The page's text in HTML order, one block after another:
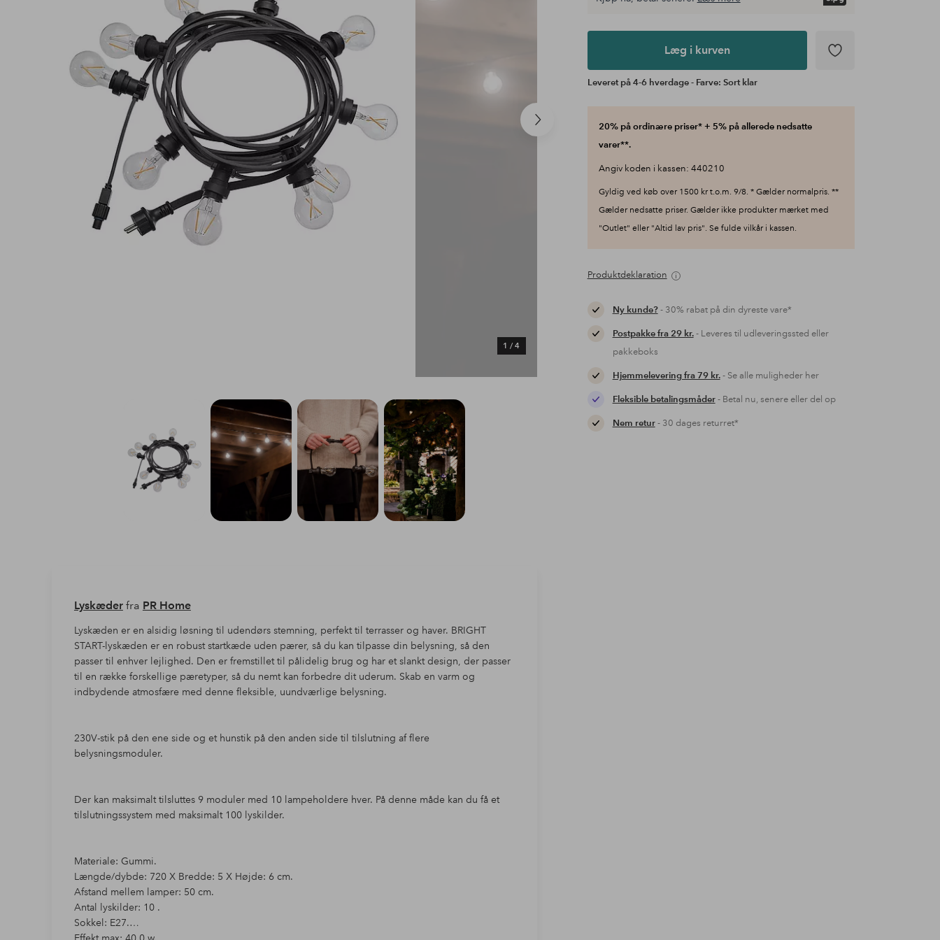
Næste
produkt
1 / 4
Læg i kurven
Leveret på 4-6 hverdage - Farve: Sort klar
20% på ordinære priser* + 5% på allerede nedsatte
varer**.
Angiv koden i kassen: 440210
Gyldig ved køb over 1500 kr t.o.m. 9/8. * Gælder normalpris. **
Gælder nedsatte priser. Gælder ikke produkter mærket med
"Outlet" eller "Altid lav pris". Se fulde vilkår i kassen.
Produktdeklaration
Ny kunde?- 30% rabat på din dyreste vare*
Postpakke fra 29 kr.- Leveres til udleveringssted eller
pakkeboks
Hjemmelevering fra 79 kr.- Se alle muligheder her
Fleksible betalingsmåder- Betal nu, senere eller del op
Nem retur- 30 dages returret*
Lyskæderfra PR Home
Lyskæden er en alsidig løsning til udendørs stemning, perfekt til terrasser og haver. BRIGHT
START-lyskæden er en robust startkæde uden pærer, så du kan tilpasse din belysning, så den
passer til enhver lejlighed. Den er fremstillet til pålidelig brug og har et slankt design, der passer
til en række forskellige pæretyper, så du nemt kan forbedre dit uderum. Skab en varm og
indbydende atmosfære med denne fleksible, uundværlige belysning.
230V-stik på den ene side og et hunstik på den anden side til tilslutning af flere
belysningsmoduler.
Der kan maksimalt tilsluttes 9 moduler med 10 lampeholdere hver. På denne måde kan du få et
tilslutningssystem med maksimalt 100 lyskilder.
Materiale: Gummi.
Længde/dybde: 720 X Bredde: 5 X Højde: 6 cm.
Afstand mellem lamper: 50 cm.
Antal lyskilder: 10 .
Sokkel: E27.